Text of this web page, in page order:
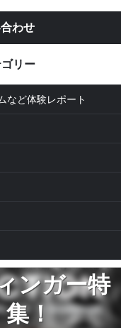
わせ
リー
など体験レポート
ンガー特
集！